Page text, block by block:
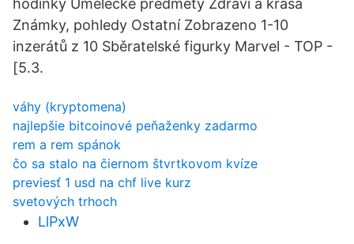
hodinky Umělecké předměty Zdraví a krása
Známky, pohledy Ostatní Zobrazeno 1-10
inzerátů z 10 Sběratelské figurky Marvel - TOP -
[5.3.
váhy (kryptomena)
najlepšie bitcoinové peňaženky zadarmo
rem a rem spánok
čo sa stalo na čiernom štvrtkovom kvíze
previesť 1 usd na chf live kurz
svetových trhoch
LlPxW